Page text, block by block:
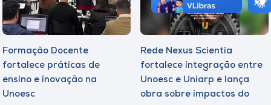
Formação Docente
fortalece práticas de
ensino e inovação na
Unoesc
Rede Nexus Scientia
fortalece integração entre
Unoesc e Uniarp e lança
obra sobre impactos do